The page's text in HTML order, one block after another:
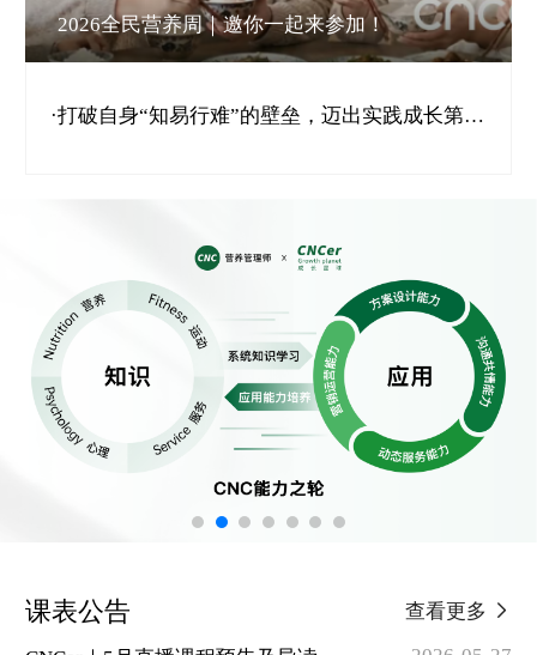
2026全民营养周｜邀你一起来参加！
·打破自身“知易行难”的壁垒，迈出实践成长第一步｜公益科普
课表公告 查看更多